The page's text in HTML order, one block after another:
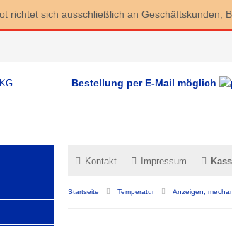
richtet sich ausschließlich an Geschäftskunden,
Bestellung per E-Mail möglich
Kontakt Impressum
Startseite Temperatur Anzeigen,